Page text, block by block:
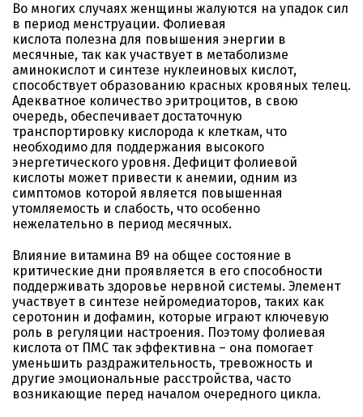
Во многих случаях женщины жалуются на упадок сил
в период менструации. Фолиевая
кислота полезна для повышения энергии в
месячные, так как участвует в метаболизме
аминокислот и синтезе нуклеиновых кислот,
способствует образованию красных кровяных телец.
Адекватное количество эритроцитов, в свою
очередь, обеспечивает достаточную
транспортировку кислорода к клеткам, что
необходимо для поддержания высокого
энергетического уровня. Дефицит фолиевой
кислоты может привести к анемии, одним из
симптомов которой является повышенная
утомляемость и слабость, что особенно
нежелательно в период месячных.
Влияние витамина В9 на общее состояние в
критические дни проявляется в его способности
поддерживать здоровье нервной системы. Элемент
участвует в синтезе нейромедиаторов, таких как
серотонин и дофамин, которые играют ключевую
роль в регуляции настроения. Поэтому фолиевая
кислота от ПМС так эффективна – она помогает
уменьшить раздражительность, тревожность и
другие эмоциональные расстройства, часто
возникающие перед началом очередного цикла.